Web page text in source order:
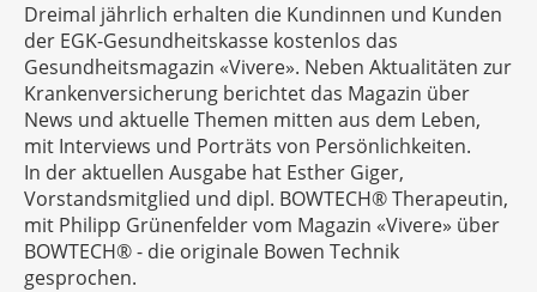
Dreimal jährlich erhalten die Kundinnen und Kunden
der EGK-Gesundheitskasse kostenlos das
Gesundheitsmagazin «Vivere». Neben Aktualitäten zur
Krankenversicherung berichtet das Magazin über
News und aktuelle Themen mitten aus dem Leben,
mit Interviews und Porträts von Persönlichkeiten.
In der aktuellen Ausgabe hat Esther Giger,
Vorstandsmitglied und dipl. BOWTECH® Therapeutin,
mit Philipp Grünenfelder vom Magazin «Vivere» über
BOWTECH® - die originale Bowen Technik
gesprochen.